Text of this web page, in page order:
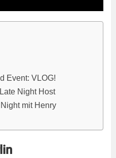
Event: VLOG!
Night Host
mit Henry